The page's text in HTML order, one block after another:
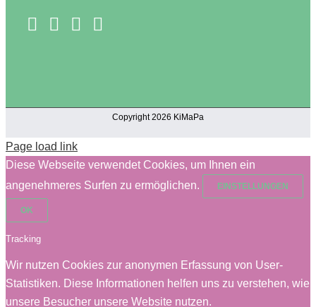
Copyright 2026 KiMaPa
Page load link
Diese Webseite verwendet Cookies, um Ihnen ein
angenehmeres Surfen zu ermöglichen.
EINSTELLUNGEN
OK
Tracking
Wir nutzen Cookies zur anonymen Erfassung von User-
Statistiken. Diese Informationen helfen uns zu verstehen, wie
unsere Besucher unsere Website nutzen.